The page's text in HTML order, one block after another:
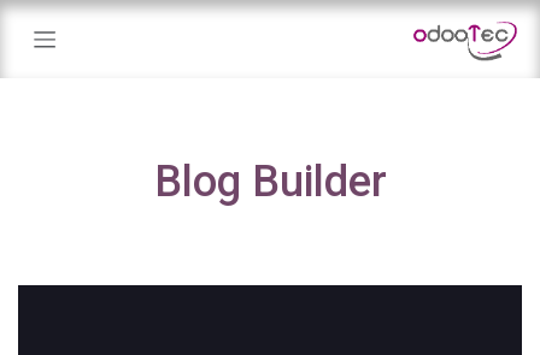
تخطي للذهاب إلى المحتوى
Blog Builder